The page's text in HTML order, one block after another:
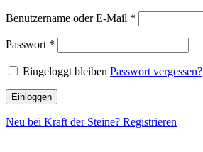
Benutzername oder E-Mail *
Passwort *
Eingeloggt bleiben Passwort vergessen?
Einloggen
Neu bei Kraft der Steine? Registrieren